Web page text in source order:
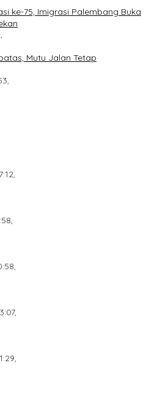
ke-75, Imigrasi Palembang Buka
Mutu Jalan Tetap